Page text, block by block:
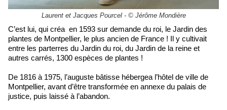
Laurent et Jacques Pourcel - © Jérôme Mondière
C’est lui, qui créa en 1593 sur demande du roi, le Jardin des
plantes de Montpellier, le plus ancien de France ! Il y cultivait
entre les parterres du Jardin du roi, du Jardin de la reine et
autres carrés, 1300 espèces de plantes !
De 1816 à 1975, l’auguste bâtisse hébergea l’hôtel de ville de
Montpellier, avant d’être transformée en annexe du palais de
justice, puis laissé à l’abandon.